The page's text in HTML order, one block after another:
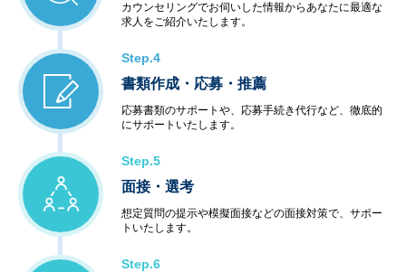
カウンセリングでお伺いした情報からあなたに最適な
求人をご紹介いたします。
Step.4
書類作成・応募・推薦
応募書類のサポートや、応募手続き代行など、徹底的
にサポートいたします。
Step.5
面接・選考
想定質問の提示や模擬面接などの面接対策で、サポー
トいたします。
Step.6